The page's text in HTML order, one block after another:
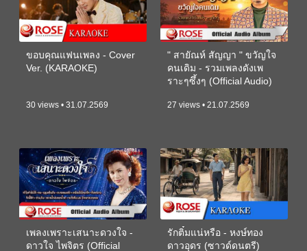
ขอบคุณแฟนเพลง - Cover
Ver. (KARAOKE)
30 views • 31.07.2569
" สายัณห์ สัญญา " ขวัญใจ
คนเดิม - รวมเพลงดังเพ
ราะๆซึ้งๆ (Official Audio)
27 views • 21.07.2569
เพลงเพราะเสนาะดวงใจ -
ดาวใจ ไพจิตร (Official
รักติ๋มแน่หรือ - หงษ์ทอง
ดาวอุดร (ซาวด์ดนตรี)